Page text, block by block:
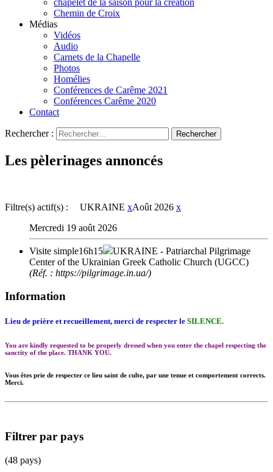
Chemin de Croix
Médias
Vidéos
Audio
Carnets de la Chapelle
Photos
Homélies
Conférences de Carême 2021
Conférences Carême 2020
Contact
Rechercher :
Les pèlerinages annoncés
Filtre(s) actif(s) : UKRAINE xAoût 2026 x
Mercredi 19 août 2026
Visite simple16h15 UKRAINE - Patriarchal Pilgrimage
Center of the Ukrainian Greek Catholic Church (UGCC)
(Réf. : https://pilgrimage.in.ua/)
Information
Lieu de prière et recueillement, merci de respecter le SILENCE.
You are kindly requested to be properly dressed when you enter the chapel respecting the
sanctity of the place. THANK YOU.
Vous êtes prie de respecter ce lieu saint de culte, par une tenue et comportement corrects.
Merci.
Filtrer par pays
(48 pays)